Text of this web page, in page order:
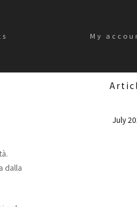
My
dalla
July